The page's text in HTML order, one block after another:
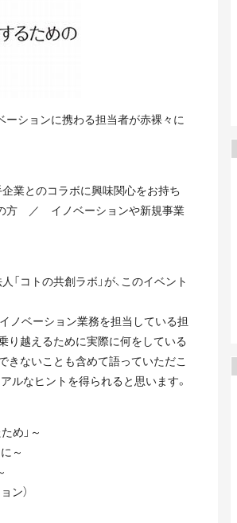
ションに携わる担当者が赤裸々に
業とのコラボに興味関心をお持ち
の方 ／ イノベーションや新規事業
「コトの共創ラボ」が、このイベント
ノベーション業務を担当している担
り越えるために実際に何をしている
きないことも含めて語っていただこ
ルなヒントを得られると思います。
め」～
～
ン）